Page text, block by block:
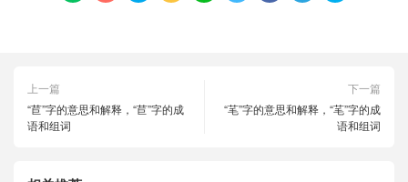
上一篇
“苣”字的意思和解释，“苣”字的成
语和组词
下一篇
“芼”字的意思和解释，“芼”字的成
语和组词